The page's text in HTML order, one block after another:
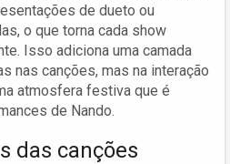
de dueto ou
o que torna cada show
Isso adiciona uma camada
nas canções, mas na interação
atmosfera festiva que é
de Nando.
das canções